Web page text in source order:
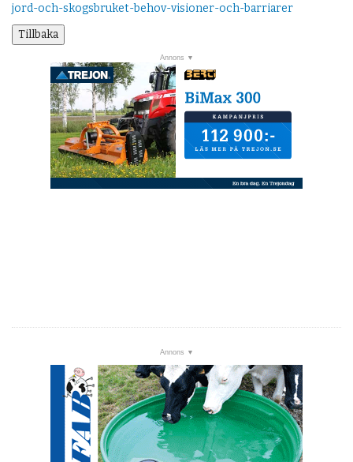
jord-och-skogsbruket-behov-visioner-och-barriarer
Tillbaka